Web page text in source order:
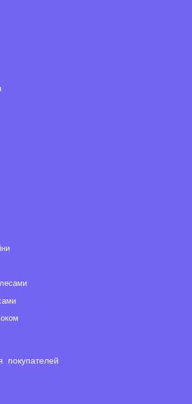
покупателей